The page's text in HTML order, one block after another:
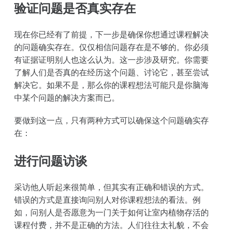
验证问题是否真实存在
现在你已经有了前提，下一步是确保你想通过课程解决
的问题确实存在。仅仅相信问题存在是不够的。你必须
有证据证明别人也这么认为。这一步涉及研究。你需要
了解人们是否真的在经历这个问题、讨论它，甚至尝试
解决它。如果不是，那么你的课程想法可能只是你脑海
中某个问题的解决方案而已。
要做到这一点，只有两种方式可以确保这个问题确实存
在：
进行问题访谈
采访他人听起来很简单，但其实有正确和错误的方式。
错误的方式是直接询问别人对你课程想法的看法。例
如，问别人是否愿意为一门关于如何让室内植物存活的
课程付费，并不是正确的方法。人们往往太礼貌，不会